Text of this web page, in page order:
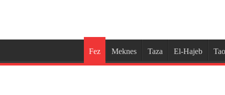
Fez Meknes Taza El-Hajeb